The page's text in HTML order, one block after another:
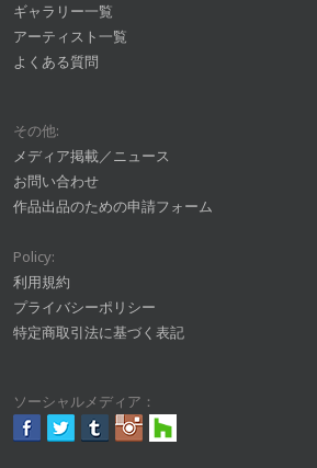
ギャラリー一覧
アーティスト一覧
よくある質問
その他:
メディア掲載／ニュース
お問い合わせ
作品出品のための申請フォーム
Policy:
利用規約
プライバシーポリシー
特定商取引法に基づく表記
ソーシャルメディア：